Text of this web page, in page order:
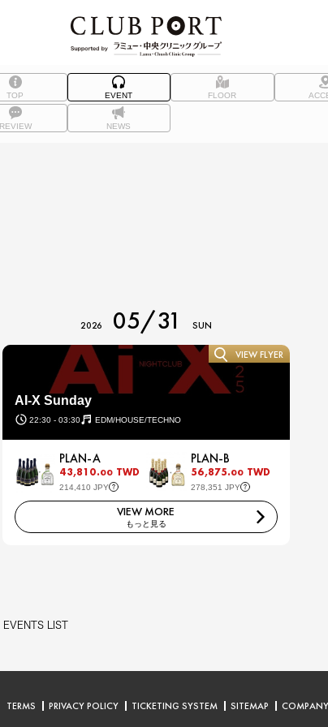
TOP EVENT FLOOR
REVIEW NEWS
2026 05/31 SUN
AI-X Sunday
22:30 - 03:30 EDM/HOUSE/TECHNO
VIEW FLYER
PLAN-A
43,810.00 TWD
214,410 JPY
PLAN-B
56,875.00TWD
278,351 JPY
VIEW MORE
もっと見る
EVENTS LIST
TERMS PRIVACY POLICY TICKETING SYSTEM SITEMAP COMPANY